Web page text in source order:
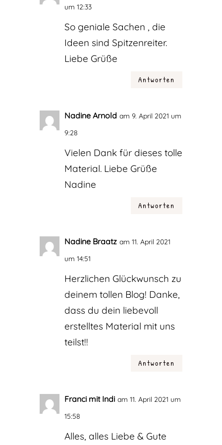
um 12:33
So geniale Sachen , die
Ideen sind Spitzenreiter.
Liebe Grüße
Antworten
Nadine Arnold am 9. April 2021 um
9:28
Vielen Dank für dieses tolle
Material. Liebe Grüße
Nadine
Antworten
Nadine Braatz am 11. April 2021
um 14:51
Herzlichen Glückwunsch zu
deinem tollen Blog! Danke,
dass du dein liebevoll
erstelltes Material mit uns
teilst!!
Antworten
Franci mit Indi am 11. April 2021 um
15:58
Alles, alles Liebe & Gute